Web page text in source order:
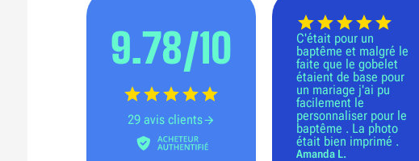
9.78/10
29 avis clients
C'était pour un
baptême et malgré le
faite que le gobelet
étaient de base pour
un mariage j'ai pu
facilement le
personnaliser pour le
baptême . La photo
était bien imprimé .
Amanda L.